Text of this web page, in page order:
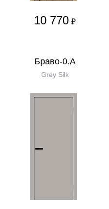
10 770 ₽
Браво-0.А
Grey Silk